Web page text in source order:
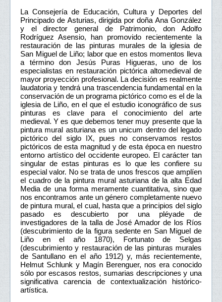
La Consejería de Educación, Cultura y Deportes del
Principado de Asturias, dirigida por doña Ana González
y el director general de Patrimonio, don Adolfo
Rodríguez Asensio, han promovido recientemente la
restauración de las pinturas murales de la iglesia de
San Miguel de Liño; labor que en estos momentos lleva
a término don Jesús Puras Higueras, uno de los
especialistas en restauración pictórica altomedieval de
mayor proyección profesional. La decisión es realmente
laudatoria y tendrá una trascendencia fundamental en la
conservación de un programa pictórico como es el de la
iglesia de Liño, en el que el estudio iconográfico de sus
pinturas es clave para el conocimiento del arte
medieval. Y es que debemos tener muy presente que la
pintura mural asturiana es un unicum dentro del legado
pictórico del siglo IX, pues no conservamos restos
pictóricos de esta magnitud y de esta época en nuestro
entorno artístico del occidente europeo. El carácter tan
singular de estas pinturas es lo que les confiere su
especial valor. No se trata de unos frescos que amplíen
el cuadro de la pintura mural asturiana de la alta Edad
Media de una forma meramente cuantitativa, sino que
nos encontramos ante un género completamente nuevo
de pintura mural, el cual, hasta que a principios del siglo
pasado es descubierto por una pléyade de
investigadores de la talla de José Amador de los Ríos
(descubrimiento de la figura sedente en San Miguel de
Liño en el año 1870), Fortunato de Selgas
(descubrimiento y restauración de las pinturas murales
de Santullano en el año 1912) y, más recientemente,
Helmut Schlunk y Magín Berenguer, nos era conocido
sólo por escasos restos, sumarias descripciones y una
significativa carencia de contextualización histórico-
artística.